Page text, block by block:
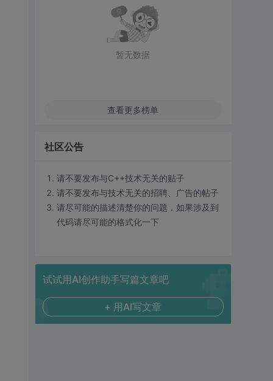
暂无数据
查看更多榜单
社区公告
请不要发布与C++技术无关的贴子
请不要发布与技术无关的招聘、广告的帖子
请尽可能的描述清楚你的问题，如果涉及到
代码请尽可能的格式化一下
试试用AI创作助手写篇文章吧
+ 用AI写文章